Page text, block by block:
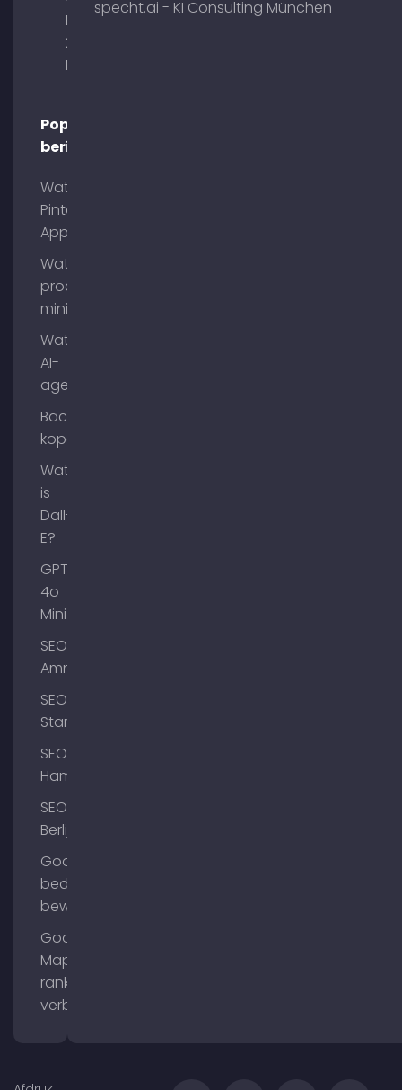
Briennerstr.
29 80333
München
Populaire
berichten
Wat is
Pinterest
App?
Wat is
process
mining?
Wat zijn
AI-
agenten?
Backlinks
kopen
Wat
is
Dall-
E?
GPT-
4o
Mini
SEO
Ammersee
SEO
Starnberg
SEO
Hamburg
SEO
Berlijn
Google
bedrijfsprofiel
bewerken
Google
Maps
ranking
verbeteren
specht.ai - KI Consulting München